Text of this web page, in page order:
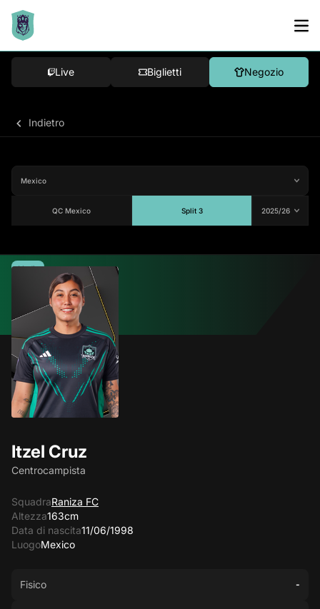
Live Biglietti Negozio
Indietro
QC Mexico Split 3
Itzel Cruz
Centrocampista
SquadraRaniza FC
Altezza163cm
Data di nascita11/06/1998
LuogoMexico
Media
Fisico -